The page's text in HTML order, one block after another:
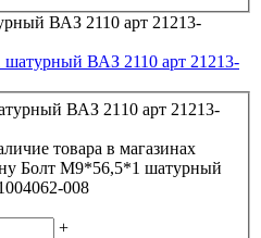
ВАЗ 2110 арт 21213-
товара в магазинах
Болт М9*56,5*1 шатурный
1004062-008
+